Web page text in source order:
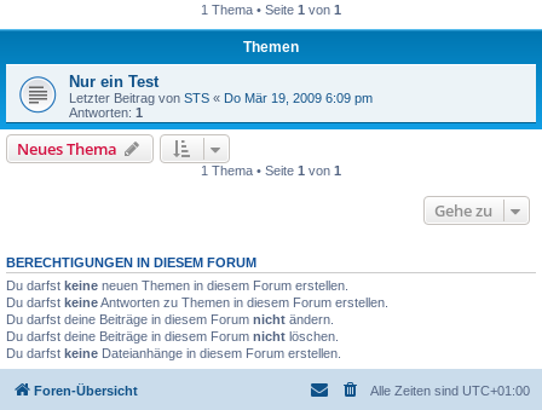
1 Thema • Seite 1 von 1
Themen
Nur ein Test
Letzter Beitrag von STS « Do Mär 19, 2009 6:09 pm
Antworten: 1
Neues Thema
1 Thema • Seite 1 von 1
Gehe zu
BERECHTIGUNGEN IN DIESEM FORUM
Du darfst keine neuen Themen in diesem Forum erstellen.
Du darfst keineAntworten zu Themen in diesem Forum erstellen.
Du darfst deine Beiträge in diesem Forum nicht ändern.
Du darfst deine Beiträge in diesem Forum nicht löschen.
Du darfst keine Dateianhänge in diesem Forum erstellen.
Foren-Übersicht Alle Zeiten sind UTC+01:00